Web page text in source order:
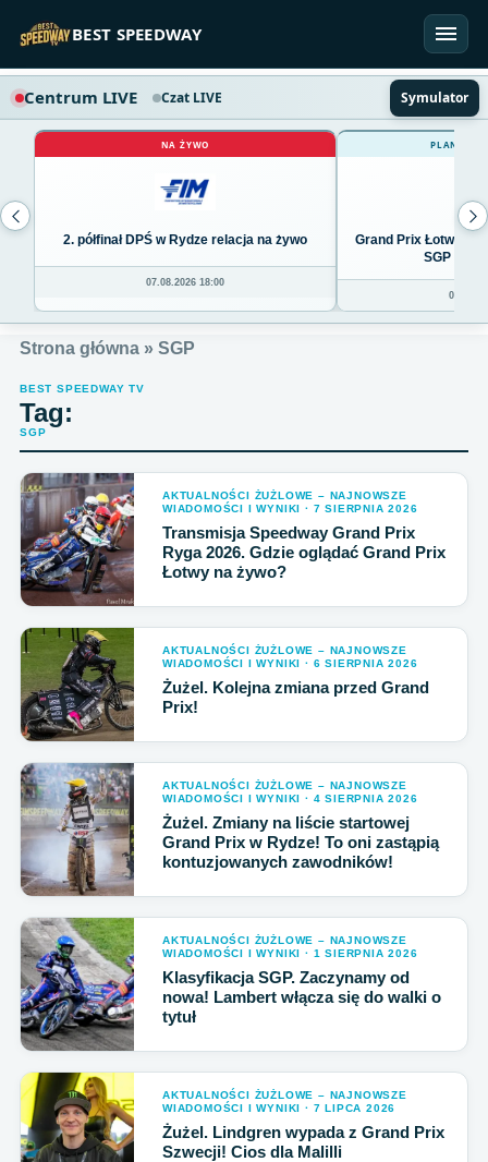
BEST SPEEDWAY
Centrum LIVE Czat LIVE Symulator
NA ŻYWO
2. półfinał DPŚ w Rydze relacja na żywo
07.08.2026 18:00
Grand Prix Łotwy w
SGP
Strona główna » SGP
BEST SPEEDWAY TV
Tag:
SGP
AKTUALNOŚCI ŻUŻLOWE – NAJNOWSZE
WIADOMOŚCI I WYNIKI · 7 SIERPNIA 2026
Transmisja Speedway Grand Prix
Ryga 2026. Gdzie oglądać Grand Prix
Łotwy na żywo?
AKTUALNOŚCI ŻUŻLOWE – NAJNOWSZE
WIADOMOŚCI I WYNIKI · 6 SIERPNIA 2026
Żużel. Kolejna zmiana przed Grand
Prix!
AKTUALNOŚCI ŻUŻLOWE – NAJNOWSZE
WIADOMOŚCI I WYNIKI · 4 SIERPNIA 2026
Żużel. Zmiany na liście startowej
Grand Prix w Rydze! To oni zastąpią
kontuzjowanych zawodników!
AKTUALNOŚCI ŻUŻLOWE – NAJNOWSZE
WIADOMOŚCI I WYNIKI · 1 SIERPNIA 2026
Klasyfikacja SGP. Zaczynamy od
nowa! Lambert włącza się do walki o
tytuł
AKTUALNOŚCI ŻUŻLOWE – NAJNOWSZE
WIADOMOŚCI I WYNIKI · 7 LIPCA 2026
Żużel. Lindgren wypada z Grand Prix
Szwecji! Cios dla Malilli